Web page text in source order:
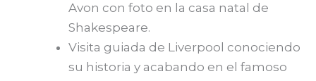
Avon con foto en la casa natal de
Shakespeare.
Visita guiada de Liverpool conociendo
su historia y acabando en el famoso